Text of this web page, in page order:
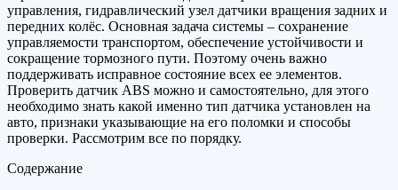
управления, гидравлический узел датчики вращения задних и
передних колёс. Основная задача системы – сохранение
управляемости транспортом, обеспечение устойчивости и
сокращение тормозного пути. Поэтому очень важно
поддерживать исправное состояние всех ее элементов.
Проверить датчик ABS можно и самостоятельно, для этого
необходимо знать какой именно тип датчика установлен на
авто, признаки указывающие на его поломки и способы
проверки. Рассмотрим все по порядку.
Содержание